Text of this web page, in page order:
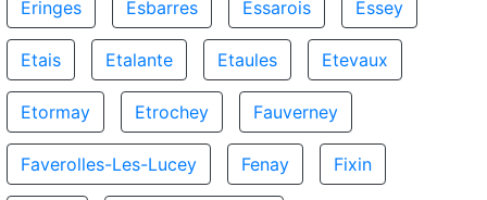
Eringes Esbarres Essarois Essey
Etais Etalante Etaules Etevaux
Etormay Etrochey Fauverney
Faverolles-Les-Lucey Fenay Fixin